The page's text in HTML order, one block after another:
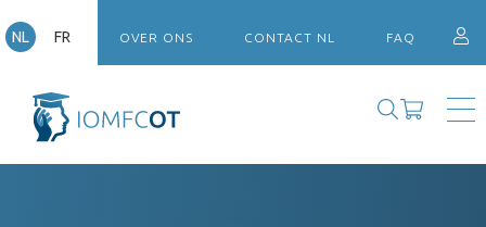
NL FR OVER ONS CONTACT NL FAQ